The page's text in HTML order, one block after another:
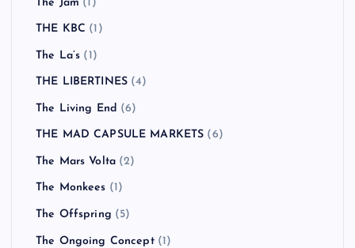
The Jam (1)
THE KBC (1)
The La’s (1)
THE LIBERTINES (4)
The Living End (6)
THE MAD CAPSULE MARKETS (6)
The Mars Volta (2)
The Monkees (1)
The Offspring (5)
The Ongoing Concept(1)